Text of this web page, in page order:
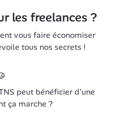
les freelances ?
vous faire économiser
tous nos secrets !
peut bénéficier d'une
ça marche ?